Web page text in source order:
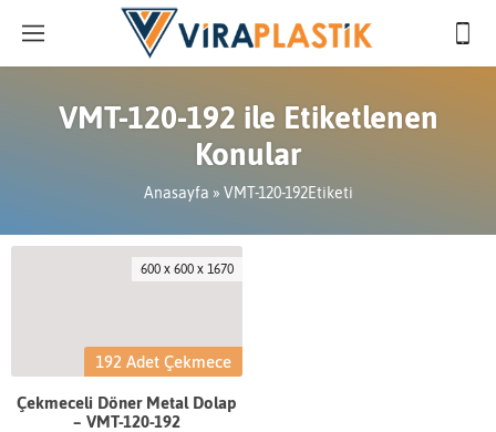
VMT-120-192 ile Etiketlenen
Konular
Anasayfa » VMT-120-192Etiketi
192 Adet Çekmece
600 x 600 x 1670
Çekmeceli Döner Metal Dolap
– VMT-120-192